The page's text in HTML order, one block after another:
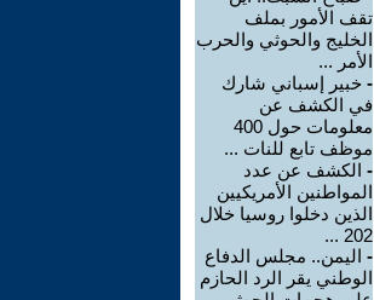
تقف الأمور بملف
الخليج والحوثي والحرب
الأمر ...
- خبير إسباني شارك
في الكشف عن
معلومات حول 400
موظف تابع للنات ...
- الكشف عن عدد
المواطنين الأمريكيين
الذين دخلوا روسيا خلال
202 ...
- اليمن.. مجلس الدفاع
الوطني يقر الرد الحازم